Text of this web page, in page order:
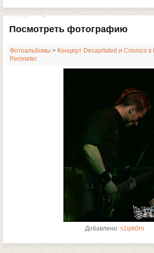
Посмотреть фотографию
Фотоальбомы > Концерт Decapitated и Crionics в
Perimeter
Добавлено: s1ipk0rn